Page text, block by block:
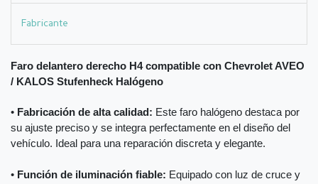
Fabricante
Faro delantero derecho H4 compatible con Chevrolet AVEO
/ KALOS Stufenheck Halógeno
• Fabricación de alta calidad: Este faro halógeno destaca por
su ajuste preciso y se integra perfectamente en el diseño del
vehículo. Ideal para una reparación discreta y elegante.
• Función de iluminación fiable: Equipado con luz de cruce y